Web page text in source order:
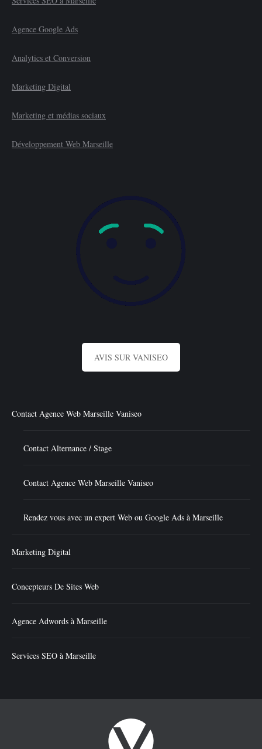
Agence Google Ads
Analytics et Conversion
Marketing Digital
Marketing et médias sociaux
Développement Web Marseille
AVIS SUR VANISEO
Contact Agence Web Marseille Vaniseo
Contact Alternance / Stage
Contact Agence Web Marseille Vaniseo
Rendez vous avec un expert Web ou Google Ads à Marseille
Marketing Digital
Concepteurs De Sites Web
Agence Adwords à Marseille
Services SEO à Marseille